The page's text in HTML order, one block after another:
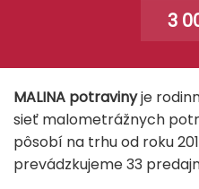
3
MALINA potravinyje
sieť malometrážnych
pôsobí na trhu od roku
prevádzkujeme 33